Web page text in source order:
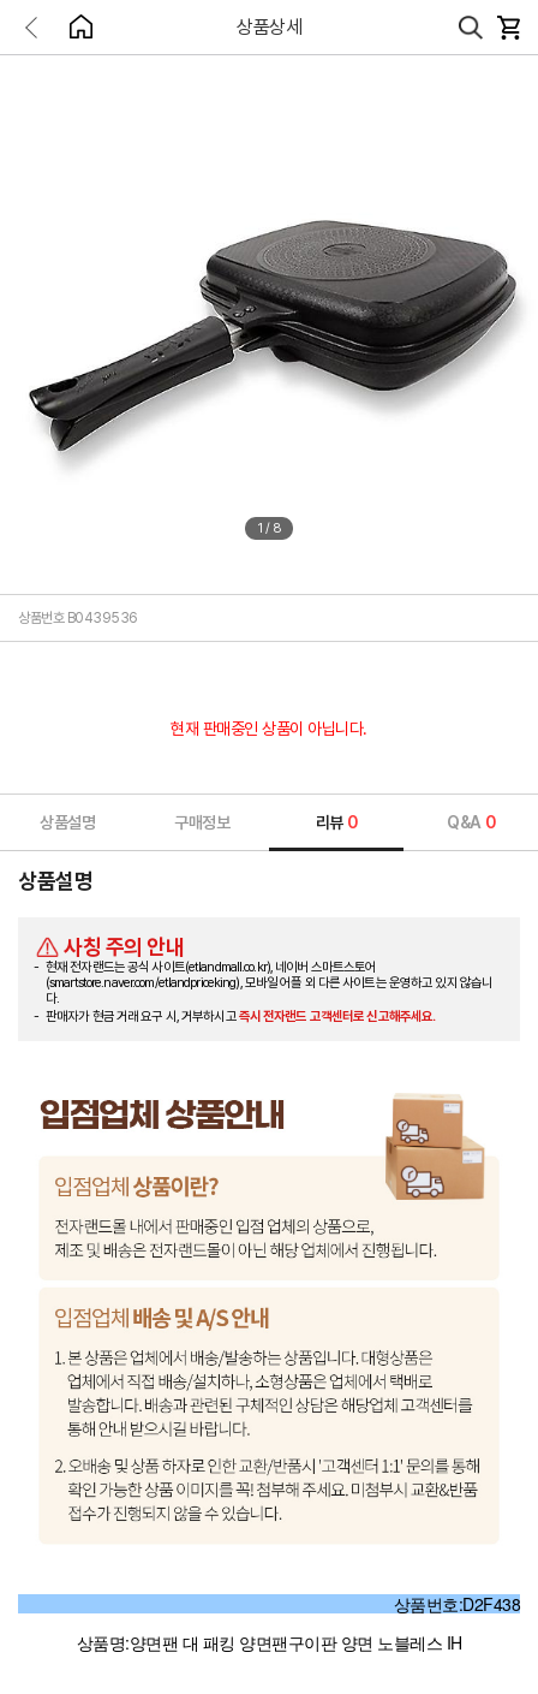
상품상세
1 / 8
상품번호 B0439536
현재 판매중인 상품이 아닙니다.
상품설명 구매정보 리뷰 0 Q&A 0
상품설명
사칭 주의 안내
현재 전자랜드는 공식 사이트(etlandmall.co.kr), 네이버 스마트스토어
(smartstore.naver.com/etlandpriceking), 모바일 어플 외 다른 사이트는 운영하고 있지 않습니
다.
판매자가 현금 거래 요구 시, 거부하시고즉시 전자랜드 고객센터로 신고해주세요.
상품번호:D2F438
상품명:양면팬 대 패킹 양면팬구이판 양면 노블레스 IH